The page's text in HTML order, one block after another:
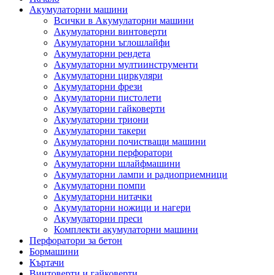
Акумулаторни машини
Всички в Акумулаторни машини
Акумулаторни винтоверти
Акумулаторни ъглошлайфи
Акумулаторни рендета
Акумулаторни мултиинструменти
Акумулаторни циркуляри
Акумулаторни фрези
Акумулаторни пистолети
Акумулаторни гайковерти
Акумулаторни триони
Акумулаторни такери
Акумулаторни почистващи машини
Акумулаторни перфоратори
Акумулаторни шлайфмашини
Акумулаторни лампи и радиоприемници
Акумулаторни помпи
Акумулаторни нитачки
Акумулаторни ножици и нагери
Акумулаторни преси
Комплекти акумулаторни машини
Перфоратори за бетон
Бормашини
Къртачи